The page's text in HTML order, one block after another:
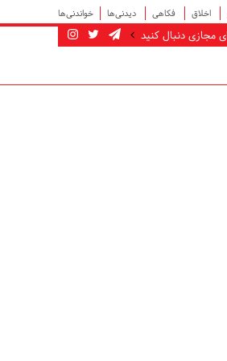
اخلاق فکاهی دیدنی‌ها خواندنی‌ها
مجازی دنبال کنید